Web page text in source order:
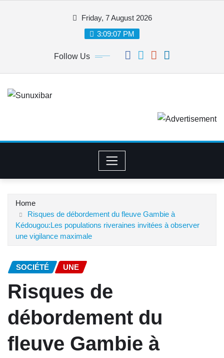
Friday, 7 August 2026
3:09:07 PM
Follow Us
Home
Risques de débordement du fleuve Gambie à
Kédougou:Les populations riveraines invitées à observer
une vigilance maximale
SOCIÉTÉ UNE
Risques de
débordement du
fleuve Gambie à